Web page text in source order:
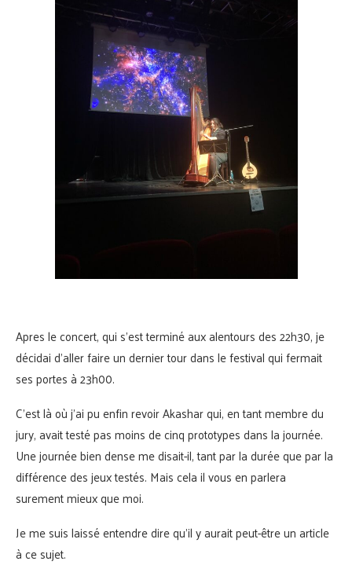
Apres le concert, qui s’est terminé aux alentours des 22h30, je
décidai d’aller faire un dernier tour dans le festival qui fermait
ses portes à 23h00.
C’est là où j’ai pu enfin revoir Akashar qui, en tant membre du
jury, avait testé pas moins de cinq prototypes dans la journée.
Une journée bien dense me disait-il, tant par la durée que par la
différence des jeux testés. Mais cela il vous en parlera
surement mieux que moi.
Je me suis laissé entendre dire qu’il y aurait peut-être un article
à ce sujet.